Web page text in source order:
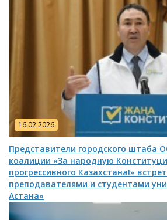
16.02.2026
Представители городского штаба
коалиции «За народную
прогрессивного Казахстана!»
преподавателями и студентами
Астана»